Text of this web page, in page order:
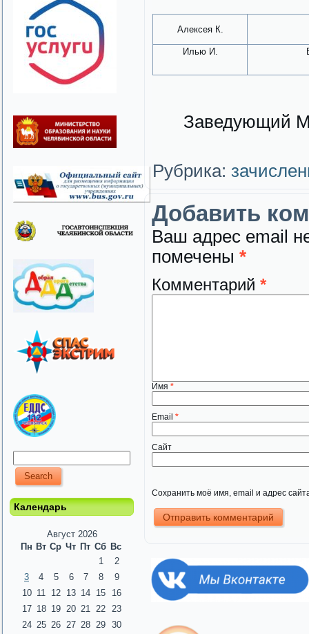
Календарь
Август 2026
Пн Вт Ср Чт Пт Сб Вс
1
2
3
4 5 6 7 8
9
10 11 12 13 14 15
16
17 18 19 20 21 22
23
24 25 26 27 28 29 30
Алексея К.
Илью И.
Заведующий
Рубрика:
Добавить
Ваш адрес email
помечены *
Комментарий *
Имя *
Email *
Сайт
Сохранить моё имя, email и адрес